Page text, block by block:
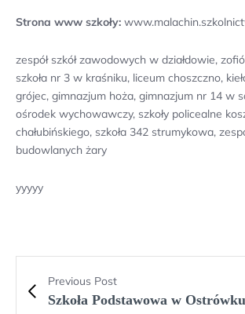
Strona www szkoły:
zespół szkół zawodowych w działdowie,
szkoła nr 3 w kraśniku, liceum choszczno,
grójec, gimnazjum hoża, gimnazjum nr 14 w
ośrodek wychowawczy, szkoły policealne
chałubińskiego, szkoła 342 strumykowa,
budowlanych żary
yyyyy
Previous Post
Szkoła Podstawowa w Ostrówku